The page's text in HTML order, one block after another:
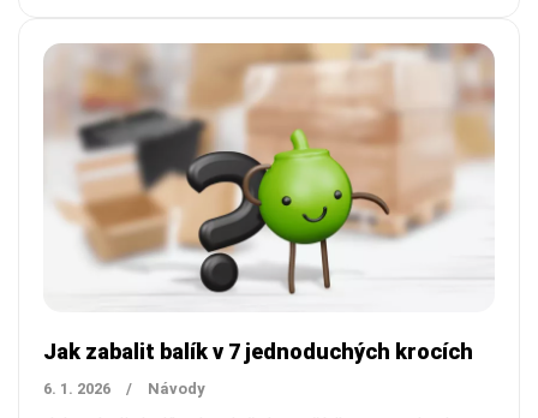
Jak zabalit balík v 7 jednoduchých krocích
6. 1. 2026 / Návody